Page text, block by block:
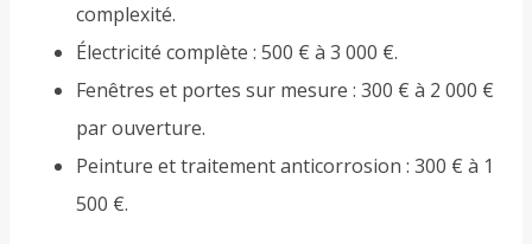
complexité.
Électricité complète : 500 € à 3 000 €.
Fenêtres et portes sur mesure : 300 € à 2 000 €
par ouverture.
Peinture et traitement anticorrosion : 300 € à 1
500 €.